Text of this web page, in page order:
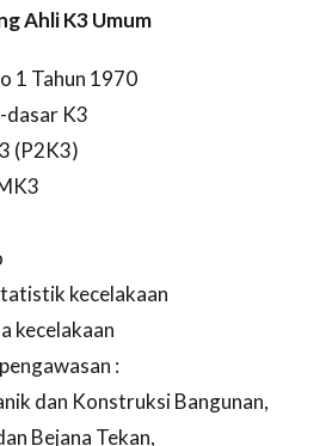
Ahli K3 Umum
1 Tahun 1970
dasar K3
(P2K3)
kecelakaan
kecelakaan
:
dan Konstruksi Bangunan,
Bejana Tekan,